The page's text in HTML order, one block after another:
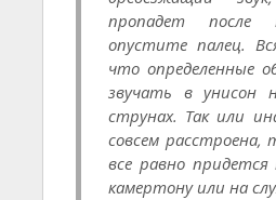
пропадет
опустите палец.
что определенные
звучать в унисон
струнах. Так или
совсем расстроена,
все равно
камертону или на